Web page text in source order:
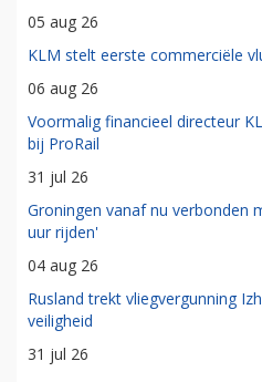
05 aug 26
KLM stelt eerste commerciële
06 aug 26
Voormalig financieel directeur
bij ProRail
31 jul 26
Groningen vanaf nu verbonden
uur rijden'
04 aug 26
Rusland trekt vliegvergunning
veiligheid
31 jul 26